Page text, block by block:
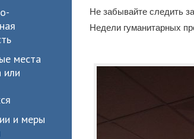
места
или
и меры
Не забывайте следить
Недели гуманитарных